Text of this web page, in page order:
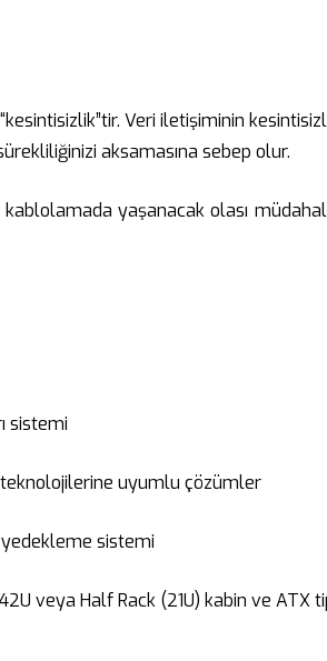
Veri iletişiminin
aksamasına sebep olur.
kablolamada yaşanacak olası
sistemi
uyumlu çözümler
sistemi
veya Half Rack (21U) kabin ve ATX